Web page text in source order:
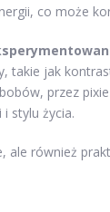
co może
takie jak
przez
stylu życia.
również